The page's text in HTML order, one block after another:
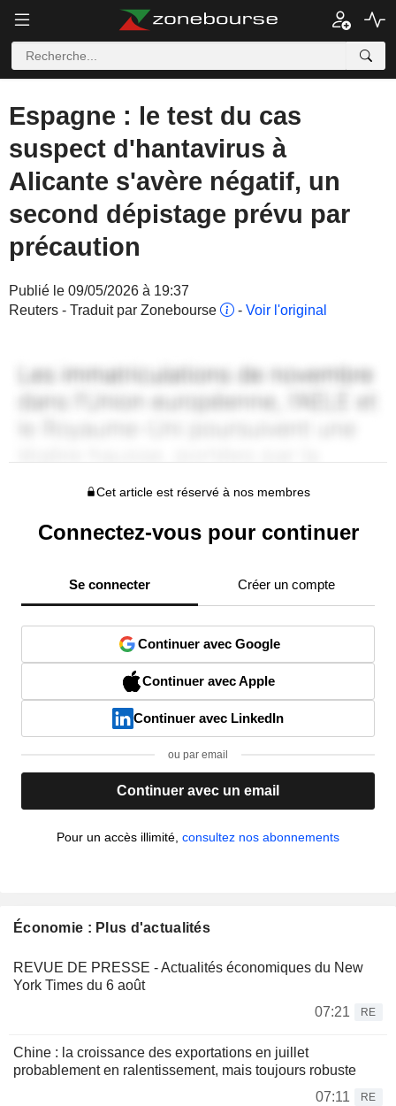
Espagne : le test du cas
suspect d'hantavirus à
Alicante s'avère négatif, un
second dépistage prévu par
précaution
Publié le 09/05/2026 à 19:37
Reuters - Traduit par Zonebourse
- Voir l'original
Cet article est réservé à nos membres
Connectez-vous pour continuer
Se connecter Créer un compte
Continuer avec Google
Continuer avec Apple
Continuer avec LinkedIn
ou par email
Continuer avec un email
Pour un accès illimité, consultez nos abonnements
Économie : Plus d'actualités
REVUE DE PRESSE - Actualités économiques du New
York Times du 6 août
07:21
RE
Chine : la croissance des exportations en juillet
probablement en ralentissement, mais toujours robuste
07:11
RE